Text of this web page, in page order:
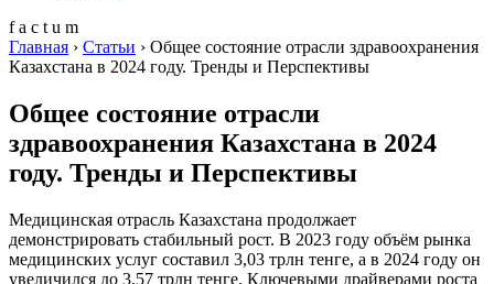
f a c t u m
Главная › Статьи › Общее состояние отрасли здравоохранения
Казахстана в 2024 году. Тренды и Перспективы
Общее состояние отрасли
здравоохранения Казахстана в 2024
году. Тренды и Перспективы
Медицинская отрасль Казахстана продолжает
демонстрировать стабильный рост. В 2023 году объём рынка
медицинских услуг составил 3,03 трлн тенге, а в 2024 году он
увеличился до 3,57 трлн тенге. Ключевыми драйверами роста